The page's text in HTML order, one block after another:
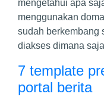
mengetahui apa
menggunakan
sudah berkembang
diakses dimana
7 template
portal berita